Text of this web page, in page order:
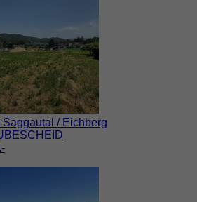
/ Eichberg